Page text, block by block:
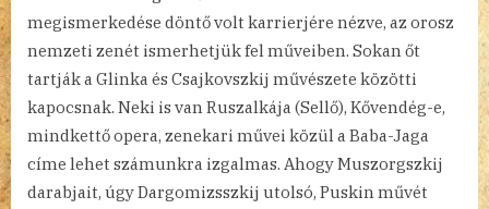
megismerkedése döntő volt karrierjére nézve, az orosz
nemzeti zenét ismerhetjük fel műveiben. Sokan őt
tartják a Glinka és Csajkovszkij művészete közötti
kapocsnak. Neki is van Ruszalkája (Sellő), Kővendég-e,
mindkettő opera, zenekari művei közül a Baba-Jaga
címe lehet számunkra izgalmas. Ahogy Muszorgszkij
darabjait, úgy Dargomizsszkij utolsó, Puskin művét